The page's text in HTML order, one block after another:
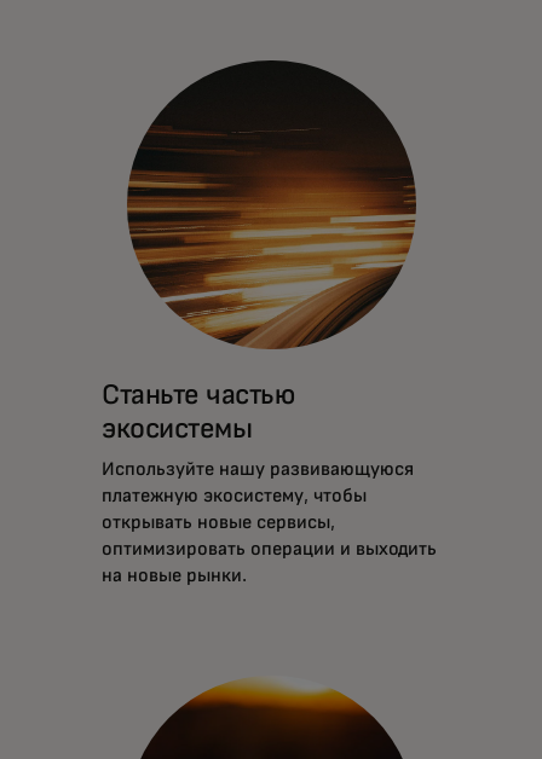
Станьте частью
экосистемы
Используйте нашу развивающуюся
платежную экосистему, чтобы
открывать новые сервисы,
оптимизировать операции и выходить
на новые рынки.